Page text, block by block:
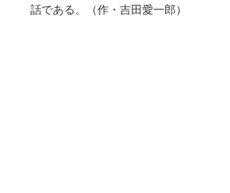
話である。（作・吉田愛一郎）